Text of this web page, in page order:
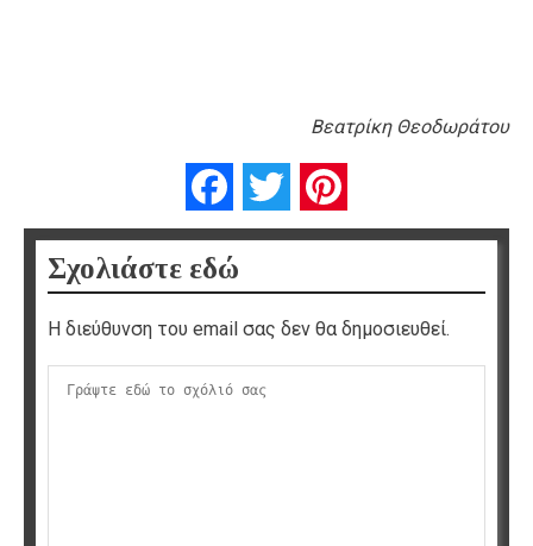
Βεατρίκη Θεοδωράτου
FacebookTwitter
Σχολιάστε εδώ
Η διεύθυνση του email σας δεν θα δημοσιευθεί.